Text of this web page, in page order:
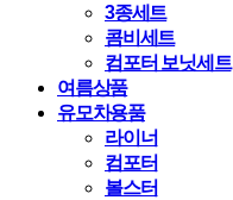
3종세트
콤비세트
컴포터 보닛세트
여름상품
유모차용품
라이너
컴포터
볼스터